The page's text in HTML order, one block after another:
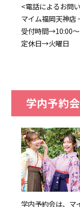
<電話によるお問
マイム福岡天神
受付時間→10:00
定休日→火曜日
学内予約
学内予約会は、マ